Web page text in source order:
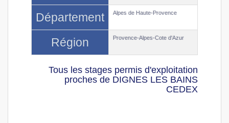
Département Alpes de Haute-Provence
Région Provence-Alpes-Cote d'Azur
Tous les stages permis d'exploitation
proches de DIGNES LES BAINS
CEDEX